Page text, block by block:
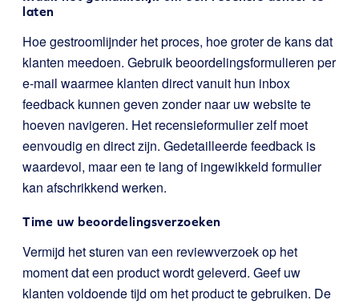
laten
Hoe gestroomlijnder het proces, hoe groter de kans dat
klanten meedoen. Gebruik beoordelingsformulieren per
e-mail waarmee klanten direct vanuit hun inbox
feedback kunnen geven zonder naar uw website te
hoeven navigeren. Het recensieformulier zelf moet
eenvoudig en direct zijn. Gedetailleerde feedback is
waardevol, maar een te lang of ingewikkeld formulier
kan afschrikkend werken.
Time uw beoordelingsverzoeken
Vermijd het sturen van een reviewverzoek op het
moment dat een product wordt geleverd. Geef uw
klanten voldoende tijd om het product te gebruiken. De